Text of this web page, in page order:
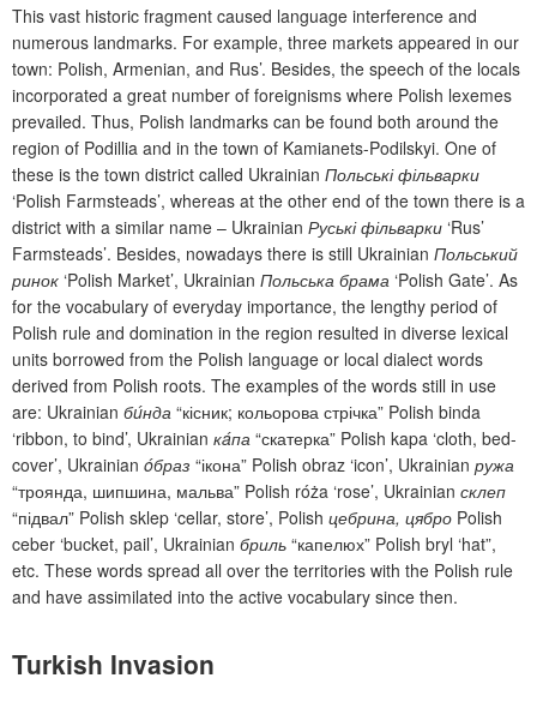
This vast historic fragment caused language interference and
numerous landmarks. For example, three markets appeared in our
town: Polish, Armenian, and Rus’. Besides, the speech of the locals
incorporated a great number of foreignisms where Polish lexemes
prevailed. Thus, Polish landmarks can be found both around the
region of Podillia and in the town of Kamianets-Podilskyi. One of
these is the town district called Ukrainian Польські фільварки
‘Polish Farmsteads’, whereas at the other end of the town there is a
district with a similar name – Ukrainian Руські фільварки ‘Rus’
Farmsteads’. Besides, nowadays there is still Ukrainian Польський
ринок ‘Polish Market’, Ukrainian Польська брама ‘Polish Gate’. As
for the vocabulary of everyday importance, the lengthy period of
Polish rule and domination in the region resulted in diverse lexical
units borrowed from the Polish language or local dialect words
derived from Polish roots. The examples of the words still in use
are: Ukrainian бúнда “кісник; кольорова стрічка” Polish binda
‘ribbon, to bind’, Ukrainian кáпа “скатерка” Polish kapa ‘cloth, bed-
cover’, Ukrainian óбраз “ікона” Polish obraz ‘icon’, Ukrainian ружа
“троянда, шипшина, мальва” Polish róża ‘rose’, Ukrainian склеп
“підвал” Polish sklep ‘cellar, store’, Polish цебрина, цябро Polish
ceber ‘bucket, pail’, Ukrainian бриль “капелюх” Polish bryl ‘hat”,
etc. These words spread all over the territories with the Polish rule
and have assimilated into the active vocabulary since then.
Turkish Invasion